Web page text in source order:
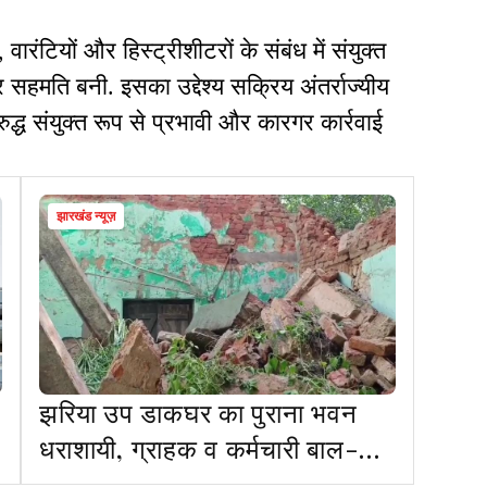
वारंटियों और हिस्ट्रीशीटरों के संबंध में संयुक्त
बनी. इसका उद्देश्य सक्रिय अंतर्राज्यीय
संयुक्त रूप से प्रभावी और कारगर कार्रवाई
झारखंड न्यूज़
झरिया उप डाकघर का पुराना भवन
धराशायी, ग्राहक व कर्मचारी बाल-